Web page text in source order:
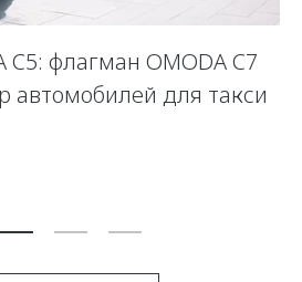
C5: флагман OMODA C7
автомобилей для такси